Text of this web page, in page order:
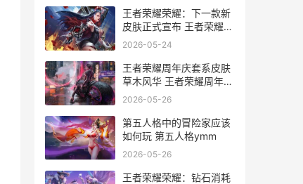
王者荣耀荣耀：下一款新
皮肤正式宣布 王者荣耀荣
耀称号哪个含金量最高_1
2026-05-24
王者荣耀周年庆套系皮肤
草木风华 王者荣耀周年庆
是几月几日
2026-05-26
第五人格中的冒险家应该
如何玩 第五人格ymm
2026-05-26
王者荣耀荣耀：钻石消耗